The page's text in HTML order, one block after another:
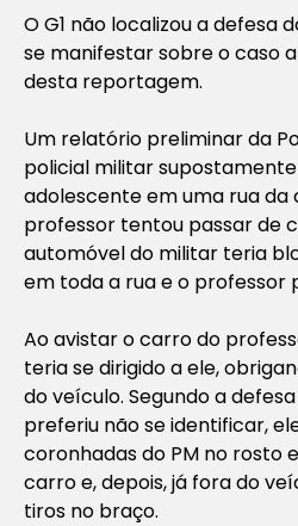
O G1 não localizou a defesa
se manifestar sobre o caso
desta reportagem.
Um relatório preliminar da
policial militar
adolescente em uma rua da
professor tentou passar de
automóvel do militar teria
em toda a rua e o professor
Ao avistar o carro do
teria se dirigido a ele,
do veículo. Segundo a
preferiu não se identificar,
coronhadas do PM no rosto
carro e, depois, já fora do
tiros no braço.